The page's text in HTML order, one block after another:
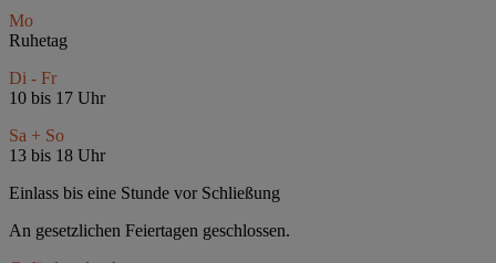
Mo
Ruhetag
Di - Fr
10 bis 17 Uhr
Sa + So
13 bis 18 Uhr
Einlass bis eine Stunde vor Schließung
An gesetzlichen Feiertagen geschlossen.